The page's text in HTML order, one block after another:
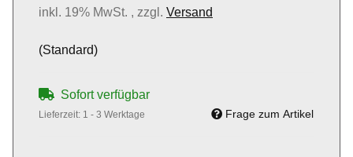
inkl. 19% MwSt. , zzgl. Versand
(Standard)
Sofort verfügbar
Lieferzeit: 1 - 3 Werktage Frage zum Artikel